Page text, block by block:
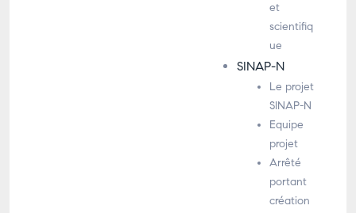
et
scientifiq
ue
SINAP-N
Le projet
SINAP-N
Equipe
projet
Arrêté
portant
création